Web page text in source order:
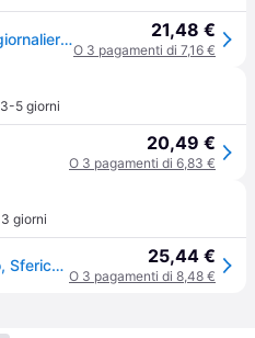
Dailies Total Lenti a contatto giornaliere | 30 pz | 03.00 dpt 21,48 €
O 3 pagamenti di 7,16 €
3-5 giorni
20,49 €
O 3 pagamenti di 6,83 €
3 giorni
Dailies Total1, Lenti a contatto, Sferico (-2.75, Lente quotidiana, 30pz., Sferico) 25,44 €
O 3 pagamenti di 8,48 €